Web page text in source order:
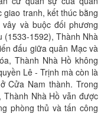
giao tranh, kết thúc bằng
và buộc đối phương
(1533-1592), Thành Nhà
đấu giữa quân Mạc và
Thành Nhà Hồ không
Lê - Trịnh mà còn là
Cửa Nam thành. Trong
Thành Nhà Hồ vẫn được
phòng thủ và tấn công